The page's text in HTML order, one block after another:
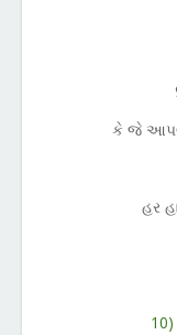
કે જે
હર